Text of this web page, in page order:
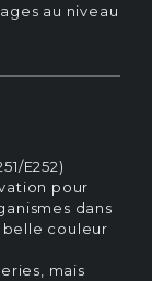
au niveau
E252)
pour
dans
belle couleur
mais